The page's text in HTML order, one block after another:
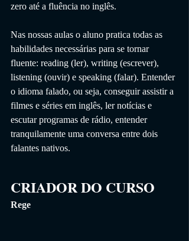
zero até a fluência no inglês.
Nas nossas aulas o aluno pratica todas as
habilidades necessárias para se tornar
fluente: reading (ler), writing (escrever),
listening (ouvir) e speaking (falar). Entender
o idioma falado, ou seja, conseguir assistir a
filmes e séries em inglês, ler notícias e
escutar programas de rádio, entender
tranquilamente uma conversa entre dois
falantes nativos.
CRIADOR DO CURSO
Rege